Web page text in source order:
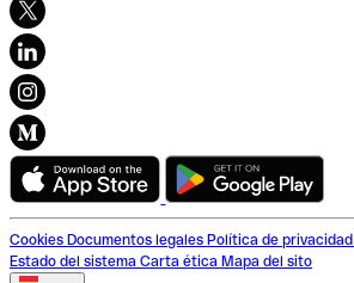
Cookies Documentos legales Política de privacidad
Estado del sistema Carta ética Mapa del sito